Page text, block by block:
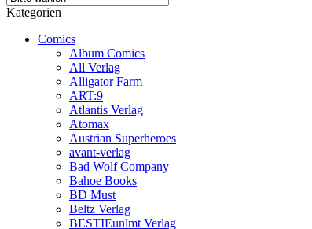
Kategorien
Comics
Album Comics
All Verlag
Alligator Farm
ART:9
Atlantis Verlag
Atomax
Austrian Superheroes
avant-verlag
Bad Wolf Company
Bahoe Books
BD Must
Beltz Verlag
BESTIEunlmt Verlag